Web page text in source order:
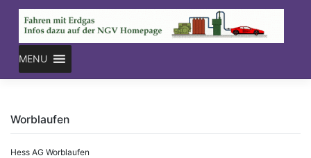
content
MENU
Worblaufen
Hess AG Worblaufen